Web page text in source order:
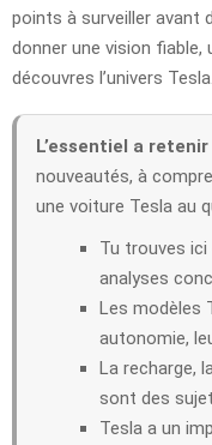
points à surveiller avant
donner une vision
découvres l’univers Tesla.
L’essentiel a retenir
nouveautés, à
une voiture Tesla au
Tu trouves
analyses
Les modèles
autonomie,
La recharge,
sont des
Tesla a un